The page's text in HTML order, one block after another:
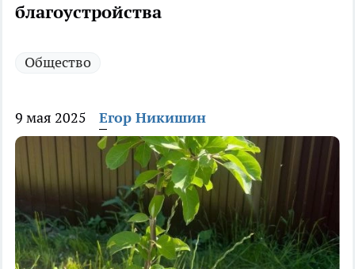
благоустройства
Общество
9 мая 2025 Егор Никишин